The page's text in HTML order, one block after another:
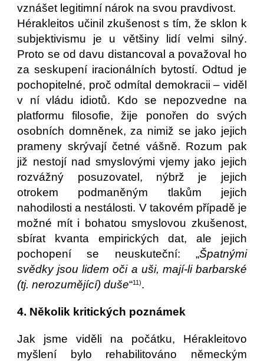
vznášet legitimní nárok na svou pravdivost.
Hérakleitos učinil zkušenost s tím, že sklon k
subjektivismu je u většiny lidí velmi silný.
Proto se od davu distancoval a považoval ho
za seskupení iracionálních bytostí. Odtud je
pochopitelné, proč odmítal demokracii – viděl
v ní vládu idiotů. Kdo se nepozvedne na
platformu filosofie, žije ponořen do svých
osobních domněnek, za nimiž se jako jejich
prameny skrývají četné vášně. Rozum pak
již nestojí nad smyslovými vjemy jako jejich
rozvážný posuzovatel, nýbrž je jejich
otrokem podmaněným tlakům jejich
nahodilosti a nestálosti. V takovém případě je
možné mít i bohatou smyslovou zkušenost,
sbírat kvanta empirických dat, ale jejich
pochopení se neuskuteční: „Špatnými
svědky jsou lidem oči a uši, mají-li barbarské
(tj. nerozumějící) duše“11).
4. Několik kritických poznámek
Jak jsme viděli na počátku, Hérakleitovo
myšlení bylo rehabilitováno německým